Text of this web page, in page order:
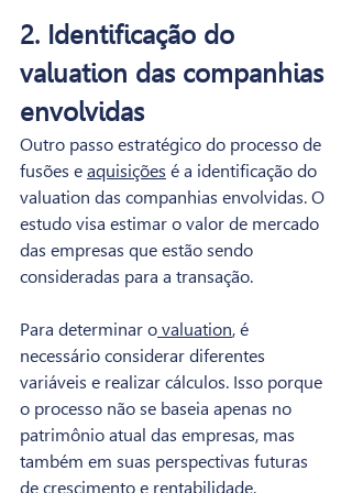
2. Identificação do
valuation das companhias
envolvidas
Outro passo estratégico do processo de
fusões e aquisições é a identificação do
valuation das companhias envolvidas. O
estudo visa estimar o valor de mercado
das empresas que estão sendo
consideradas para a transação.
Para determinar ovaluation, é
necessário considerar diferentes
variáveis e realizar cálculos. Isso porque
o processo não se baseia apenas no
patrimônio atual das empresas, mas
também em suas perspectivas futuras
de crescimento e rentabilidade.